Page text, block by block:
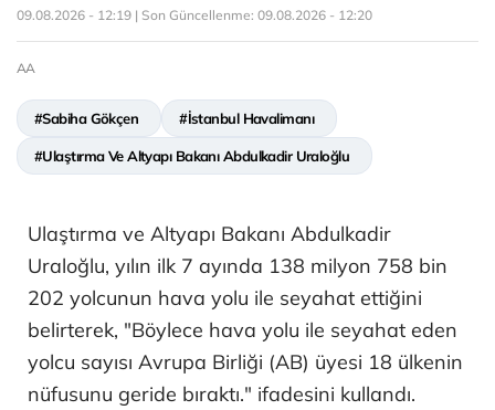
09.08.2026 - 12:19 | Son Güncellenme: 09.08.2026 - 12:20
AA
#Sabiha Gökçen #İstanbul Havalimanı
#Ulaştırma Ve Altyapı Bakanı Abdulkadir Uraloğlu
Ulaştırma ve Altyapı Bakanı Abdulkadir
Uraloğlu, yılın ilk 7 ayında 138 milyon 758 bin
202 yolcunun hava yolu ile seyahat ettiğini
belirterek, "Böylece hava yolu ile seyahat eden
yolcu sayısı Avrupa Birliği (AB) üyesi 18 ülkenin
nüfusunu geride bıraktı." ifadesini kullandı.